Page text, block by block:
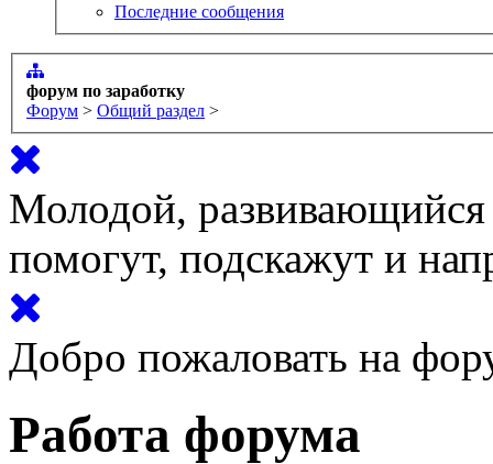
Последние сообщения
форум по заработку
Форум > Общий раздел >
Молодой,
помогут, подскажут и
Добро пожаловать на
Работа форума